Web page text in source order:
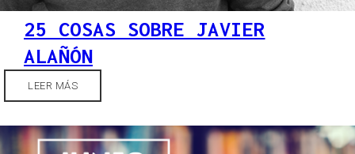
25 COSAS SOBRE JAVIER
ALAÑÓN
LEER MÁS